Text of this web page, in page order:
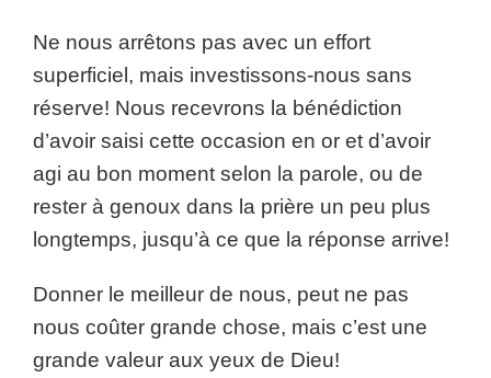
Ne nous arrêtons pas avec un effort
superficiel, mais investissons-nous sans
réserve! Nous recevrons la bénédiction
d’avoir saisi cette occasion en or et d’avoir
agi au bon moment selon la parole, ou de
rester à genoux dans la prière un peu plus
longtemps, jusqu’à ce que la réponse arrive!
Donner le meilleur de nous, peut ne pas
nous coûter grande chose, mais c’est une
grande valeur aux yeux de Dieu!